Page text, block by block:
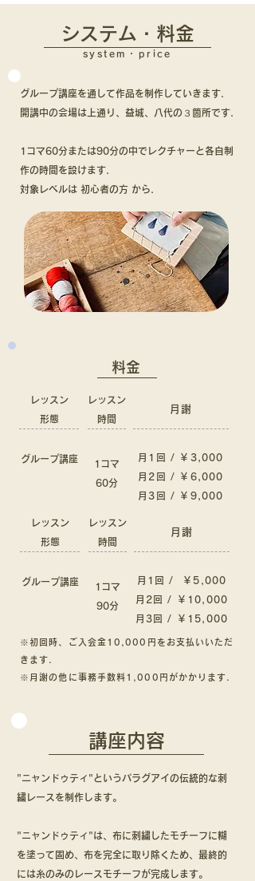
システム・料金
system・price
グループ講座を通して作品を制作していきます.
​開講中の会場は上通り、益城、八代の３箇所です.
1コマ60分または90分の中でレクチャーと各自制
作の時間を設けます.
対象レベルは 初心者の方 から.
料金
レッスン
形態
レッスン
時間
月謝
グループ講座
1コマ
60分
月1回 / ￥3 ,000
月2回 / ￥6,000
月3回 / ￥9,000
レッスン
形態
レッスン
時間
月謝
グループ講座
1コマ
90分
月1回 / ￥5 ,000
月2回 / ￥10,000
月3回 / ￥15,000
※初回時、ご入会金10,000円をお支払いいただ
きます.
※月謝の他に事務手数料1,000円がかかります.
講座内容
"ニャンドゥティ"というパラグアイの伝統的な刺
繍レースを制作します。
"ニャンドゥティ"は、布に刺繍したモチーフに糊
を塗って固め、布を完全に取り除くため、最終的
には糸のみのレースモチーフが完成します。